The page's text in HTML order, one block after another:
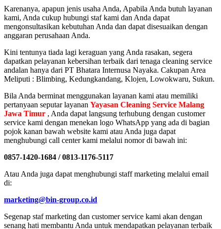
Karenanya, apapun jenis usaha Anda, Apabila Anda butuh layanan
kami, Anda cukup hubungi staf kami dan Anda dapat
mengonsultasikan kebutuhan Anda dan dapat disesuaikan dengan
anggaran perusahaan Anda.
Kini tentunya tiada lagi keraguan yang Anda rasakan, segera
dapatkan pelayanan kebersihan terbaik dari tenaga cleaning service
andalan hanya dari PT Bhatara Internusa Nayaka. Cakupan Area
Meliputi : Blimbing, Kedungkandang, Klojen, Lowokwaru, Sukun.
Bila Anda berminat menggunakan layanan kami atau memiliki
pertanyaan seputar layanan Yayasan Cleaning Service Malang
Jawa Timur , Anda dapat langsung terhubung dengan customer
service kami dengan menekan logo WhatsApp yang ada di bagian
pojok kanan bawah website kami atau Anda juga dapat
menghubungi call center kami melalui nomor di bawah ini:
0857-1420-1684 / 0813-1176-5117
Atau Anda juga dapat menghubungi staff marketing melalui email
di:
marketing@bin-group.co.id
Segenap staf marketing dan customer service kami akan dengan
senang hati membantu Anda untuk mendapatkan pelayanan terbaik